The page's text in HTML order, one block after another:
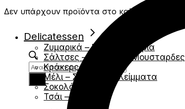
Products
search
Δεν υπάρχουν προϊόντα στο καλάθι.
Delicatessen
Ζυμαρικά – Ρύζια – Όσπρια
Σάλτσες – Chutney – Μουσταρδες
Κράκερς- Κριτσινια
Μέλι – Σιρόπια – Αλείμματα
Σοκολάτες
Τσάι – Βότανα